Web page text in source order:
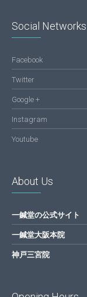
Social Networks
Facebook
Twitter
Google +
Instagram
Youtube
About Us
一鍼堂の公式サイト
一鍼堂大阪本院
神戸三宮院